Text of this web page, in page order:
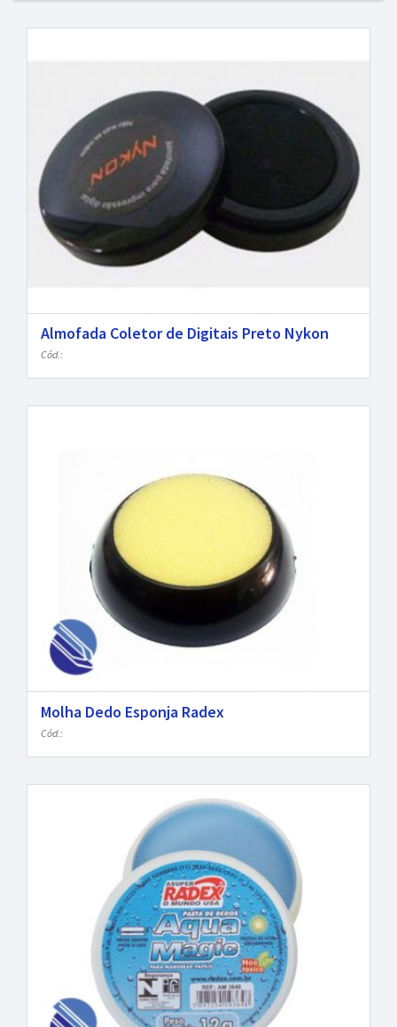
Almofada Coletor de Digitais Preto Nykon
Cód.:
Molha Dedo Esponja Radex
Cód.: